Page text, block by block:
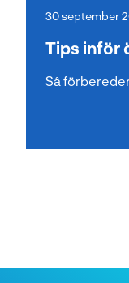
30 september
Tips inför
Så